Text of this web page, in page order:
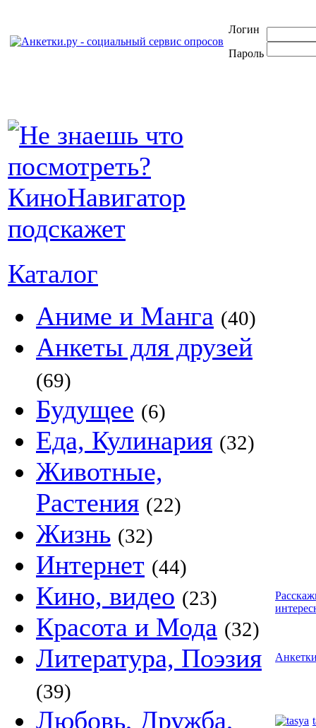
Логин
Пароль
Каталог
Аниме и Манга (40)
Анкеты для друзей
(69)
Будущее (6)
Еда, Кулинария (32)
Животные,
Растения (22)
Жизнь (32)
Интернет (44)
Кино, видео (23)
Красота и Мода (32)
Литература, Поэзия
(39)
Любовь, Дружба,